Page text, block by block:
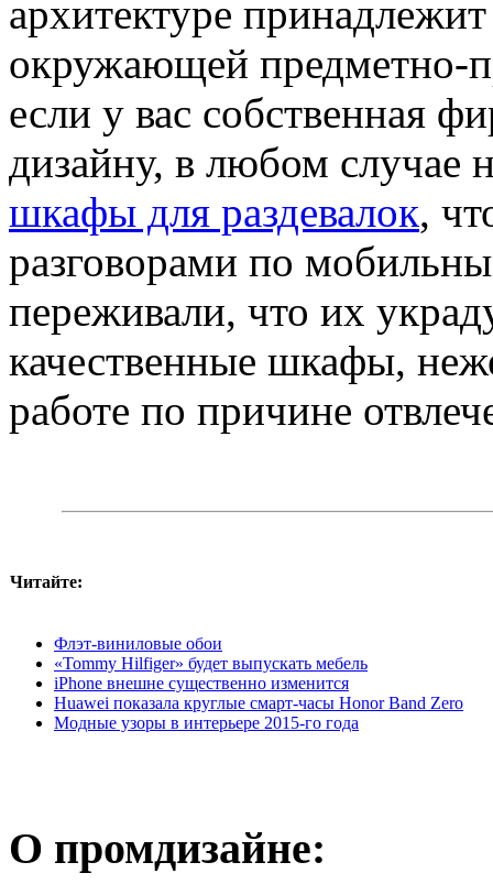
архитектуре
окружающей предметно-
если у вас собственная
дизайну, в любом случае
шкафы для раздевалок,
разговорами по
переживали, что их
качественные шкафы,
работе по причине
Читайте:
Флэт-виниловые обои
«Tommy Hilfiger» будет выпускать мебель
iPhone внешне существенно изменится
Huawei показала круглые смарт-часы Honor Band Zero
Модные узоры в интерьере 2015-го года
О промдизайне: